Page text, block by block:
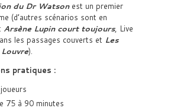
du Dr Watsonest un premier
(d’autres scénarios sont en
Arsène Lupin court toujours, Live
les passages couverts et Les
).
pratiques :
75 à 90 minutes